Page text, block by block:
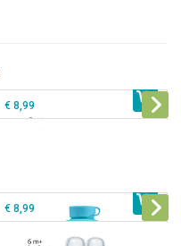
€ 8,99
€ 8,99